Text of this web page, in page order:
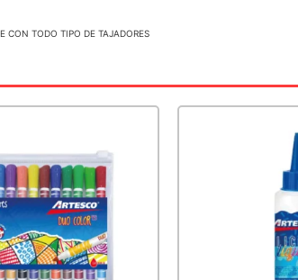
CON TODO TIPO DE TAJADORES